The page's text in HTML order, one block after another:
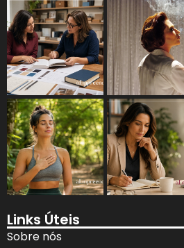
Links Úteis
Sobre nós